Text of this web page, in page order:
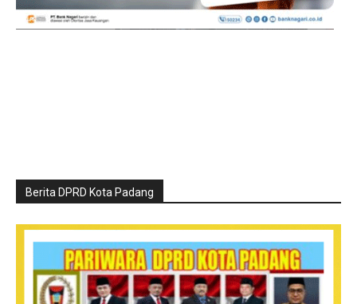
Berita DPRD Kota Padang